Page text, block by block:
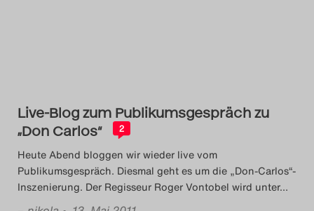
2015
Das Theatertreffen-Blog
2016
Live-Blog zum Publikumsgespräch zu
„Don Carlos“
2
Heute Abend bloggen wir wieder live vom
Publikumsgespräch. Diesmal geht es um die „Don-Carlos“-
Inszenierung. Der Regisseur Roger Vontobel wird unter…